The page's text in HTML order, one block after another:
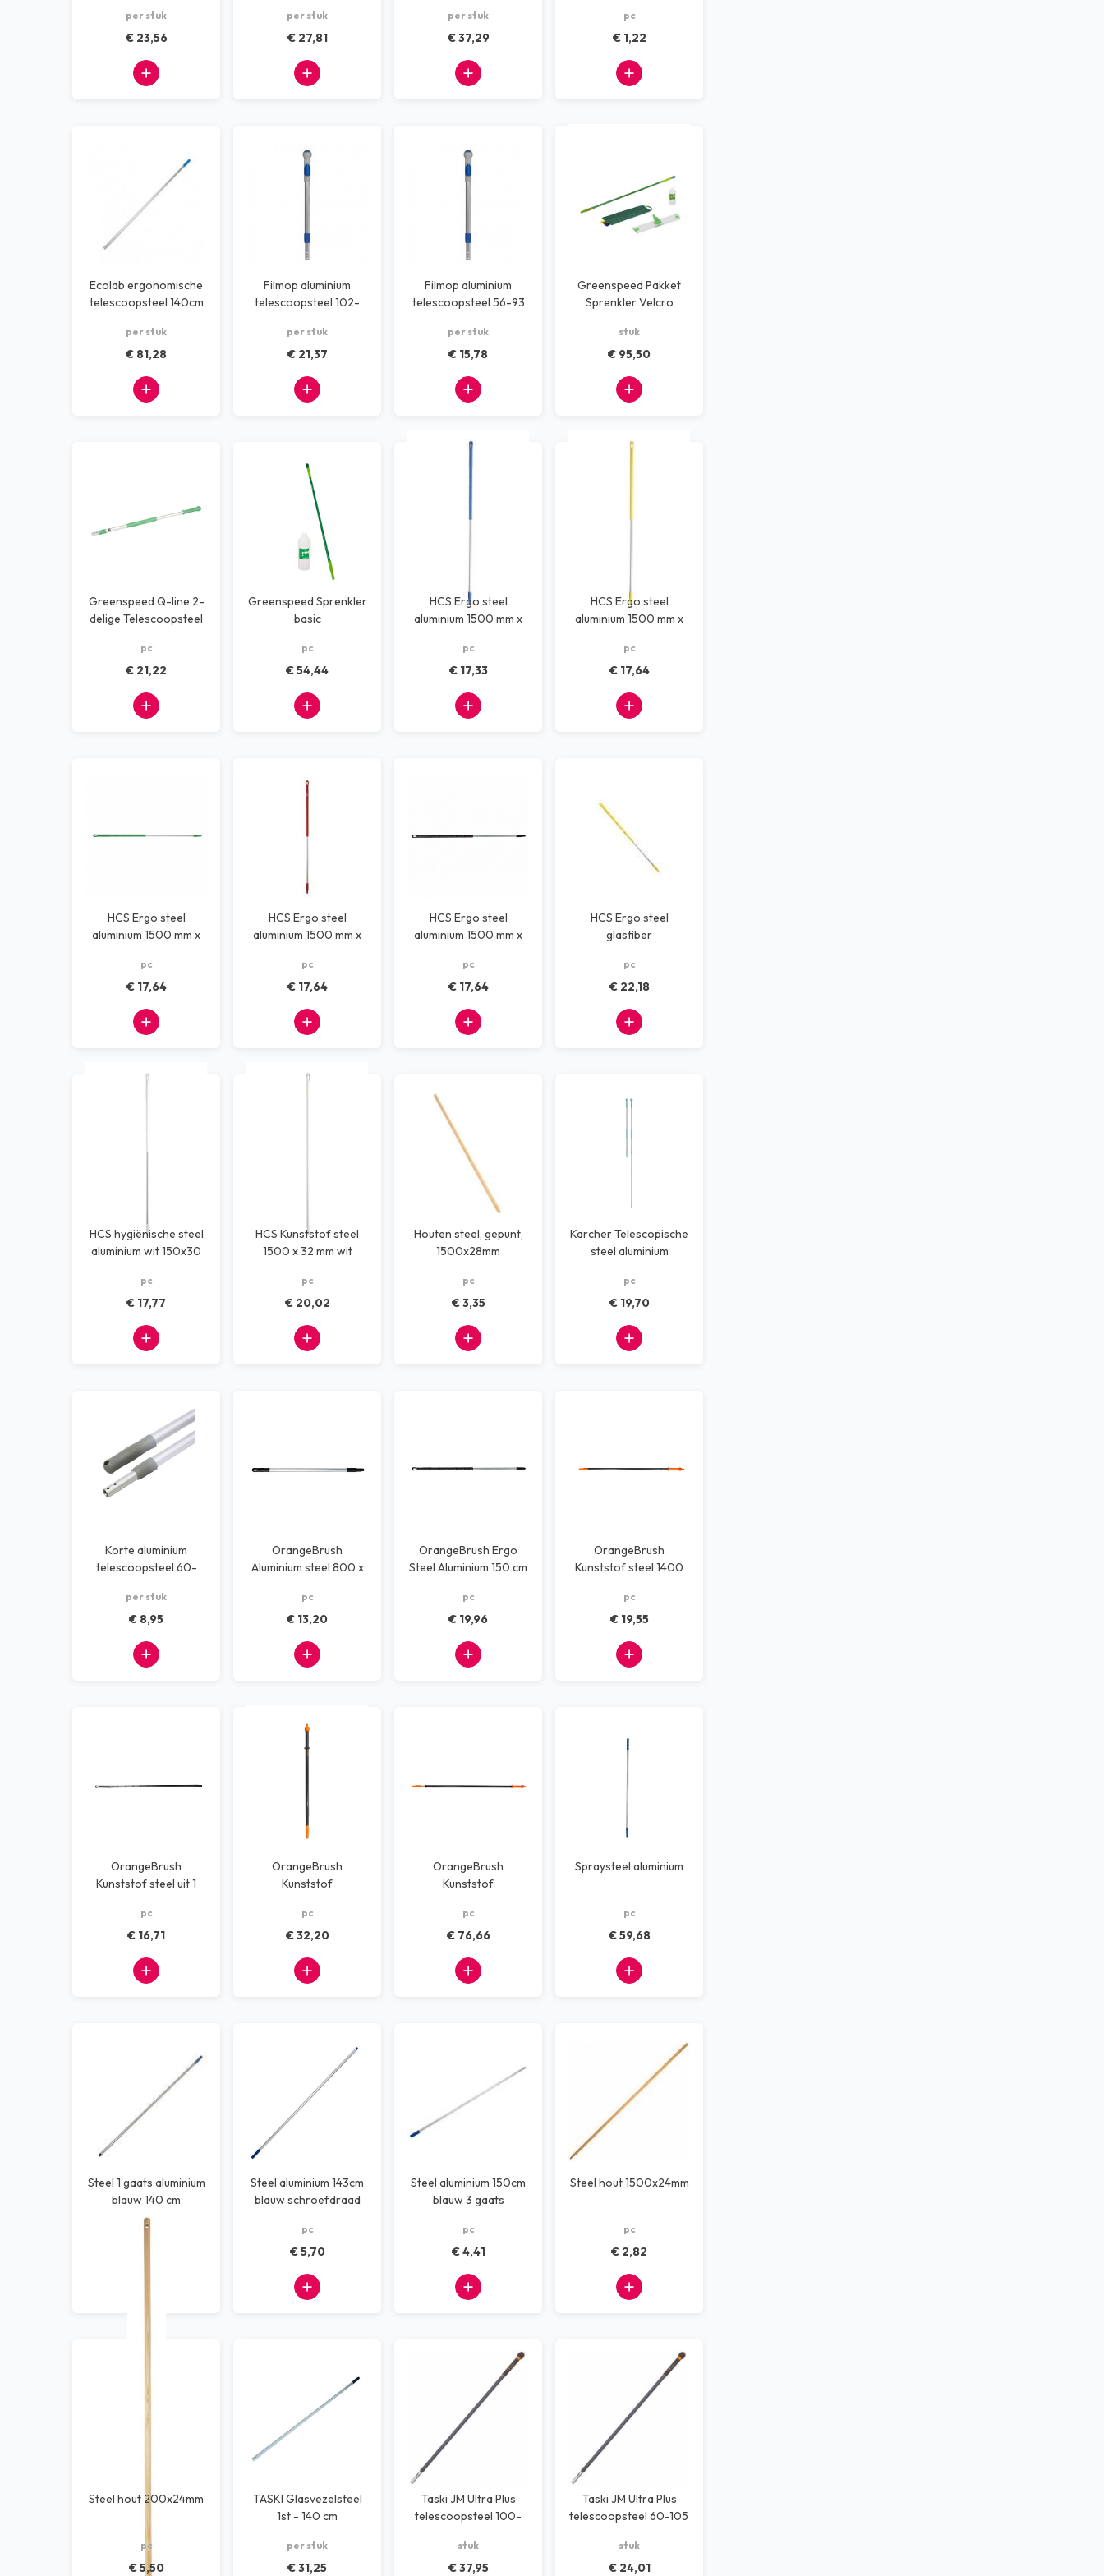
Dispensers
Machines
Alle producten
per stuk
€ 23,56
per stuk
€ 27,81
per stuk
€ 37,29
pc
€ 1,22
Ecolab ergonomische
telescoopsteel 140cm
per stuk
€ 81,28
Filmop aluminium
telescoopsteel 102-
per stuk
€ 21,37
Filmop aluminium
telescoopsteel 56-93
per stuk
€ 15,78
Greenspeed Pakket
Sprenkler Velcro
stuk
€ 95,50
Greenspeed Q-line 2-
delige Telescoopsteel
pc
€ 21,22
Greenspeed Sprenkler
basic
steel
pc
€ 54,44
HCS Ergo steel
aluminium 1500 mm x
pc
€ 17,33
HCS Ergo steel
aluminium 1500 mm x
pc
€ 17,64
HCS Ergo steel
aluminium 1500 mm x
pc
€ 17,64
HCS Ergo steel
aluminium 1500 mm x
pc
€ 17,64
HCS Ergo steel
aluminium 1500 mm x
pc
€ 17,64
HCS Ergo steel
glasfiber
pc
€ 22,18
HCS hygiënische steel
aluminium wit 150x30
pc
€ 17,77
HCS Kunststof steel
1500 x 32 mm wit
pc
€ 20,02
Houten steel, gepunt,
1500x28mm
pc
€ 3,35
Karcher Telescopische
steel aluminium
pc
€ 19,70
Korte aluminium
telescoopsteel 60-
per stuk
€ 8,95
OrangeBrush
Aluminium steel 800 x
hotelstofblik
pc
€ 13,20
OrangeBrush Ergo
Steel Aluminium 150 cm
pc
€ 19,96
OrangeBrush
Kunststof steel 1400
pc
€ 19,55
OrangeBrush
Kunststof steel uit 1
pc
€ 16,71
OrangeBrush
Kunststof
waterdoorlatend
pc
€ 32,20
OrangeBrush
Kunststof
waterdoorlatend
pc
€ 76,66
Spraysteel aluminium
pc
€ 59,68
Steel 1 gaats aluminium
blauw 140 cm
pc
Steel aluminium 143cm
blauw schroefdraad
pc
€ 5,70
Steel aluminium 150cm
blauw 3 gaats
pc
€ 4,41
Steel hout 1500x24mm
pc
€ 2,82
Steel hout 200x24mm
pc
€ 5,50
TASKI Glasvezelsteel
1st - 140 cm
per stuk
€ 31,25
Taski JM Ultra Plus
telescoopsteel 100-
stuk
€ 37,95
Taski JM Ultra Plus
telescoopsteel 60-105
stuk
€ 24,01